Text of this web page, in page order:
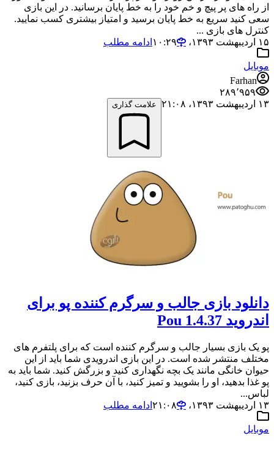
از راه های پر پیچ و خم خود را به خط پایان برسانید. در این بازی
سعی کنید سریع به خط پایان برسید و امتیاز بیشتری کسب نمایید.
کنترل های بازی ...
۱۵ اردیبهشت ۱۳۹۳،‏ ۱۰:۲۹
ادامه مطلب
موبایل
Farhan
۲۸۹٬۹۵۹
۱۳ اردیبهشت ۱۳۹۳،‏ ۲۱:۰۸
علامت گذاری
دانلود بازی جالب و سرگرم کننده پو برای
اندروید Pou 1.4.37
پو یک بازی بسیار جالب و سرگرم کننده است که برای پلتفرم های
مختلف منتشر شده است. در این بازی اندرویدی شما باید از این
حیوان خانگی مانند یک بچه نگهداری کنید و بزرگش کنید. شما باید به
پو غذا بدهید، او را بشویید و تمیز کنید، با آن حرف بزنید، بازی کنید،
لباس...
۱۳ اردیبهشت ۱۳۹۳،‏ ۲۱:۰۸
ادامه مطلب
موبایل